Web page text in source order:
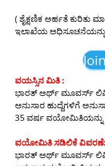
( ಶೈಕ್ಷಣಿಕ ಅರ್ಹತೆ
ಇಲಾಖೆಯ
ವಯಸ್ಸಿನ ಮಿತಿ :
ಭಾರತ್ ಅರ್ಥ್ ಮೂವರ್ಸ್
ಅನುಸಾರ ಹುದ್ದೆಗಳಿಗೆ
35 ವರ್ಷ
ವಯೋಮಿತಿ ಸಡಿಲಿಕೆ ವಿವರಣೆ:
ಭಾರತ್ ಅರ್ಥ್ ಮೂವರ್ಸ್